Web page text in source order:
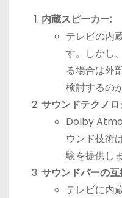
内蔵スピーカー:
テレビの内
す。しかし
る場合は外
検討するの
サウンドテクノロ
Dolby
ウンド技術
験を提供し
サウンドバーの互
テレビに内